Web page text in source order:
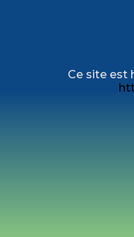
Ce site est